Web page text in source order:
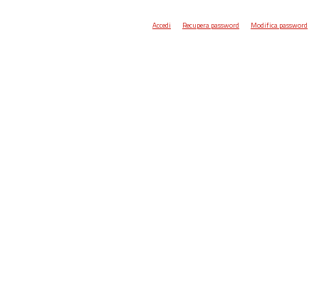
Accedi Recupera password Modifica password